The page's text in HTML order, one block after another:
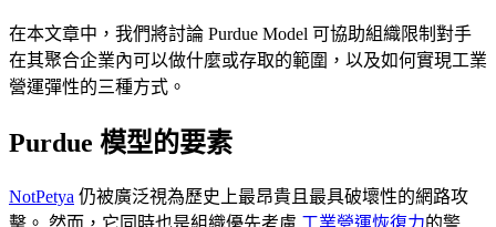
在本文章中，我們將討論 Purdue Model 可協助組織限制對手
在其聚合企業內可以做什麼或存取的範圍，以及如何實現工業
營運彈性的三種方式。
Purdue 模型的要素
NotPetya 仍被廣泛視為歷史上最昂貴且最具破壞性的網路攻
擊。 然而，它同時也是組織優先考慮 工業營運恢復力的警